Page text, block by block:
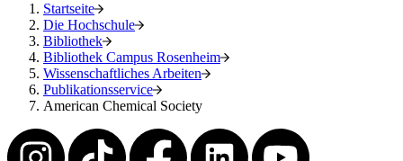
Startseite
Die Hochschule
Bibliothek
Bibliothek Campus Rosenheim
Wissenschaftliches Arbeiten
Publikationsservice
American Chemical Society